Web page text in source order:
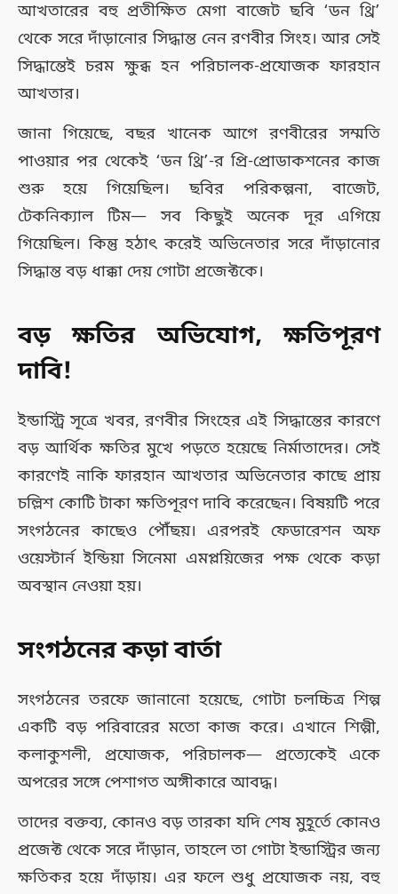
আখতারের বহু প্রতীক্ষিত মেগা বাজেট ছবি ‘ডন থ্রি’
থেকে সরে দাঁড়ানোর সিদ্ধান্ত নেন রণবীর সিংহ। আর সেই
সিদ্ধান্তেই চরম ক্ষুব্ধ হন পরিচালক-প্রযোজক ফারহান
আখতার।
জানা গিয়েছে, বছর খানেক আগে রণবীরের সম্মতি
পাওয়ার পর থেকেই ‘ডন থ্রি’-র প্রি-প্রোডাকশনের কাজ
শুরু হয়ে গিয়েছিল। ছবির পরিকল্পনা, বাজেট,
টেকনিক্যাল টিম— সব কিছুই অনেক দূর এগিয়ে
গিয়েছিল। কিন্তু হঠাৎ করেই অভিনেতার সরে দাঁড়ানোর
সিদ্ধান্ত বড় ধাক্কা দেয় গোটা প্রজেক্টকে।
বড় ক্ষতির অভিযোগ, ক্ষতিপূরণ
দাবি!
ইন্ডাস্ট্রি সূত্রে খবর, রণবীর সিংহের এই সিদ্ধান্তের কারণে
বড় আর্থিক ক্ষতির মুখে পড়তে হয়েছে নির্মাতাদের। সেই
কারণেই নাকি ফারহান আখতার অভিনেতার কাছে প্রায়
চল্লিশ কোটি টাকা ক্ষতিপূরণ দাবি করেছেন। বিষয়টি পরে
সংগঠনের কাছেও পৌঁছয়। এরপরই ফেডারেশন অফ
ওয়েস্টার্ন ইন্ডিয়া সিনেমা এমপ্লয়িজের পক্ষ থেকে কড়া
অবস্থান নেওয়া হয়।
সংগঠনের কড়া বার্তা
সংগঠনের তরফে জানানো হয়েছে, গোটা চলচ্চিত্র শিল্প
একটি বড় পরিবারের মতো কাজ করে। এখানে শিল্পী,
কলাকুশলী, প্রযোজক, পরিচালক— প্রত্যেকেই একে
অপরের সঙ্গে পেশাগত অঙ্গীকারে আবদ্ধ।
তাদের বক্তব্য, কোনও বড় তারকা যদি শেষ মুহূর্তে কোনও
প্রজেক্ট থেকে সরে দাঁড়ান, তাহলে তা গোটা ইন্ডাস্ট্রির জন্য
ক্ষতিকর হয়ে দাঁড়ায়। এর ফলে শুধু প্রযোজক নয়, বহু